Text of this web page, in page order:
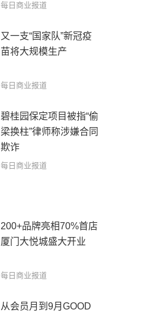
每日商业报道
又一支“国家队”新冠疫
苗将大规模生产
每日商业报道
碧桂园保定项目被指“偷
梁换柱”律师称涉嫌合同
欺诈
每日商业报道
200+品牌亮相70%首店
厦门大悦城盛大开业
每日商业报道
从会员月到9月GOOD